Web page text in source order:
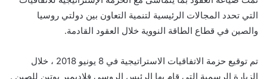
التي تحدد المجالات الرئيسية لتنمية التعاون بين دولتي روسيا
والصين في قطاع الطاقة النووية خلال العقود القادمة.
تم توقيع حزمة الاتفاقيات الاستراتيجية في 8 يونيو 2018 ، خلال
الزيارة الرسمية التي قام بها الرئيس الروسي فلاديمير بوتين للصين .